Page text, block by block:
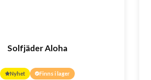
Solfjäder Aloha
Nyhet Finns i lager